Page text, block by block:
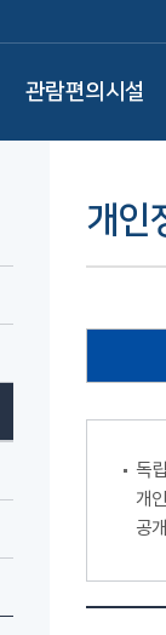
관람편의시설
개인
독
개
공